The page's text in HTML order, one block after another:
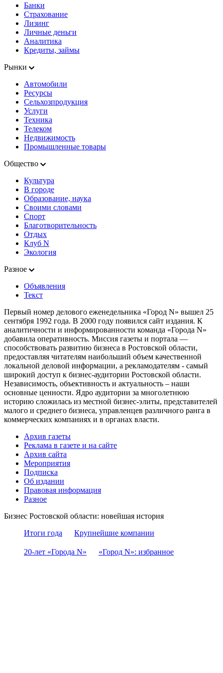
Банки
Страхование
Лизинг
Личные деньги
Аналитика
Кредиты, займы
Рынки
Автомобили
Ресурсы
Сельхозпродукция
Услуги
Техника
Телеком
Недвижимость
Промышленные товары
Общество
Культура
В городе
Образование, наука
Своими словами
Спорт
Благотворительность
Отдых
Клуб N
Экология
Разное
Объявления
Текст
Первый номер делового еженедельника «Город N» вышел 25
сентября 1992 года. В 2000 году появился сайт издания. К
аналитичности и информированности команда «Города N»
добавила оперативность. Миссия газеты и портала —
способствовать развитию бизнеса в Ростовской области,
предоставляя читателям наибольший объем качественной
локальной деловой информации, а рекламодателям - самый
широкий доступ к бизнес-аудитории Ростовской области.
Независимость, объективность и актуальность – наши
основные ценности. Ядро аудитории за многолетнюю
историю сложилась из местной бизнес-элиты, представителей
малого и среднего бизнеса, управленцев различного ранга в
коммерческих компаниях и в органах власти.
Архив газеты
Реклама в газете и на сайте
Архив сайта
Мероприятия
Подписка
Об издании
Правовая информация
Разное
Бизнес Ростовской области: новейшая история
Итоги года
Крупнейшие компании
20-лет «Города N» «Город N»: избранное